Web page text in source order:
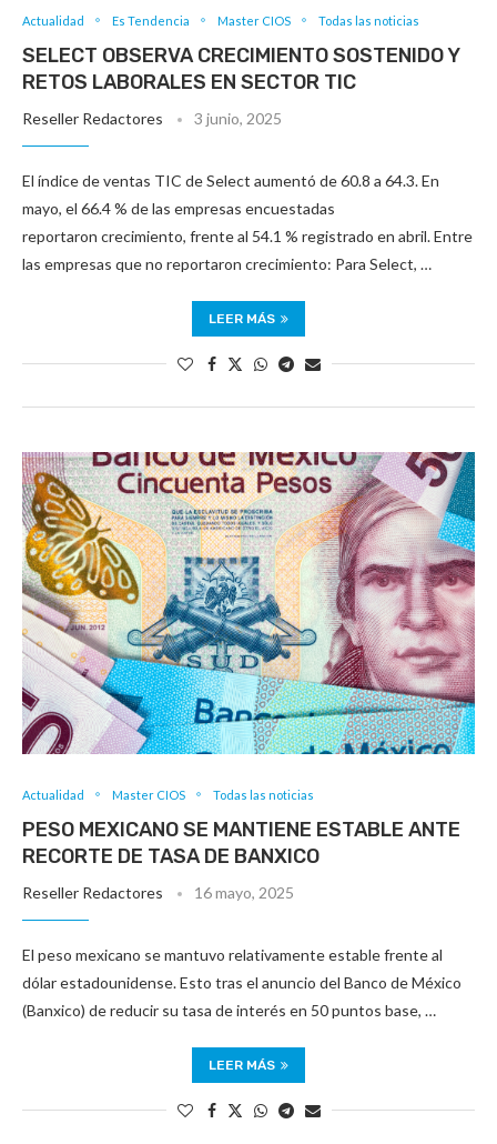
Actualidad Es Tendencia Master CIOS Todas las noticias
SELECT OBSERVA CRECIMIENTO SOSTENIDO Y
RETOS LABORALES EN SECTOR TIC
Reseller Redactores 3 junio, 2025
El índice de ventas TIC de Select aumentó de 60.8 a 64.3. En
mayo, el 66.4 % de las empresas encuestadas
reportaron crecimiento, frente al 54.1 % registrado en abril. Entre
las empresas que no reportaron crecimiento: Para Select, …
LEER MÁS
Actualidad Master CIOS Todas las noticias
PESO MEXICANO SE MANTIENE ESTABLE ANTE
RECORTE DE TASA DE BANXICO
Reseller Redactores 16 mayo, 2025
El peso mexicano se mantuvo relativamente estable frente al
dólar estadounidense. Esto tras el anuncio del Banco de México
(Banxico) de reducir su tasa de interés en 50 puntos base, …
LEER MÁS